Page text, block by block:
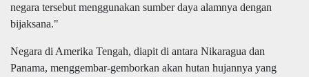
negara tersebut menggunakan sumber daya alamnya dengan
bijaksana."
Negara di Amerika Tengah, diapit di antara Nikaragua dan
Panama, menggembar-gemborkan akan hutan hujannya yang